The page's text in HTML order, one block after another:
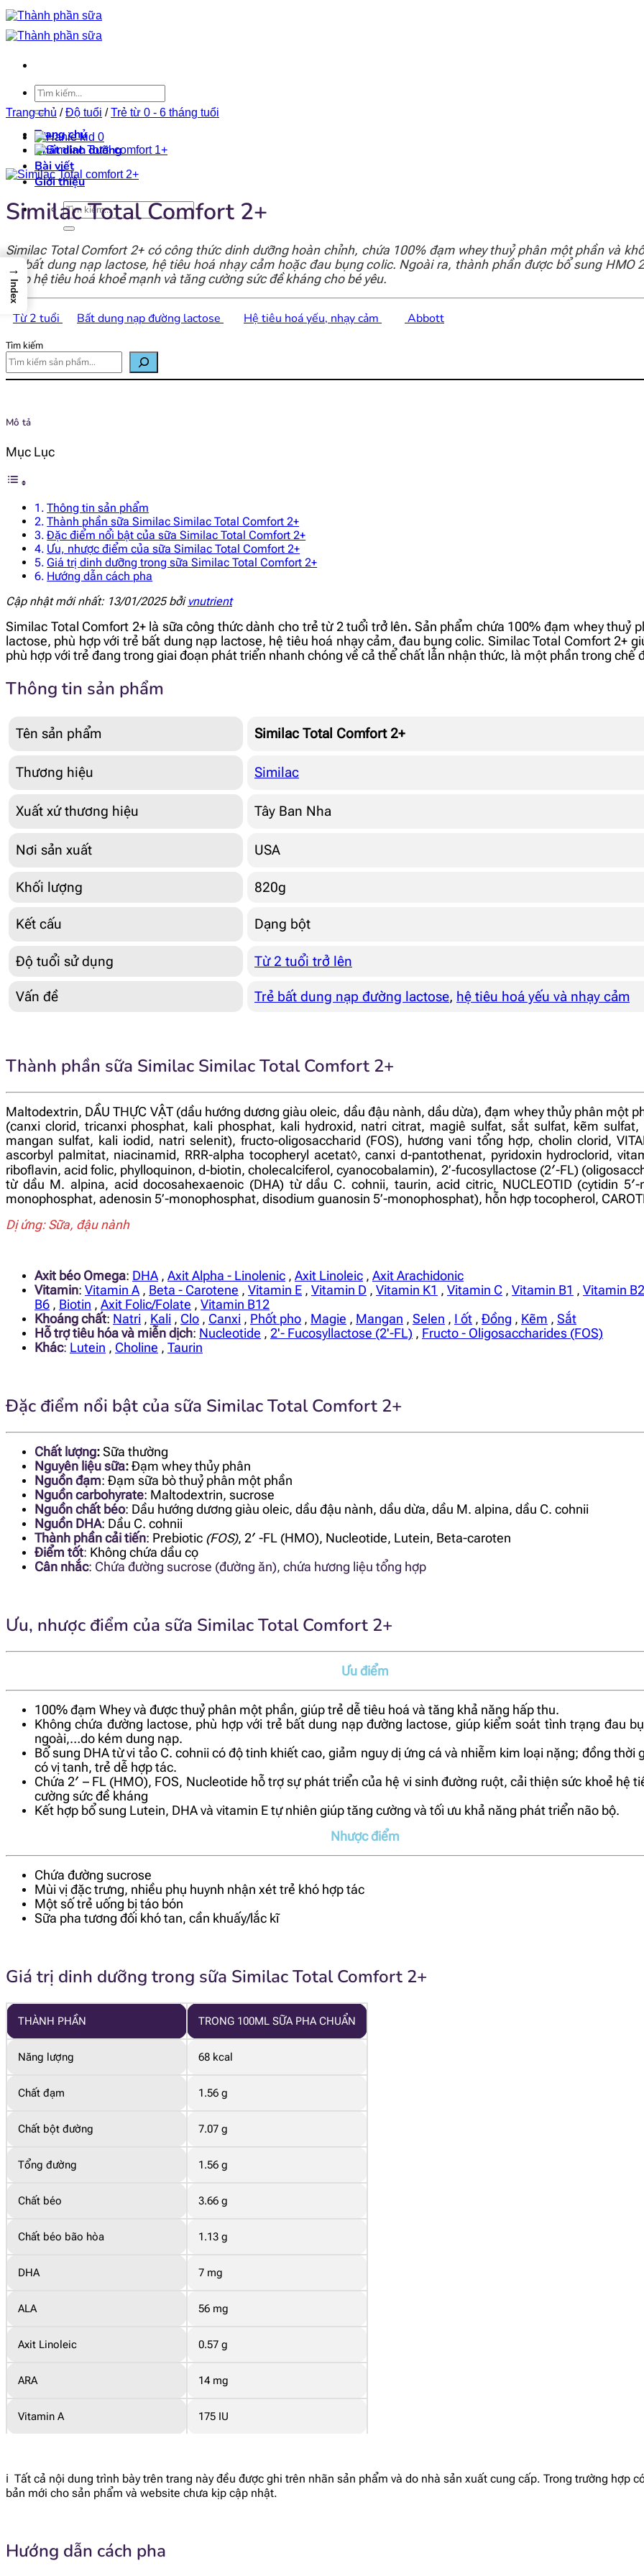
Bỏ
qua
nội
Tìm
kiếm:
Trang chủ
Chất dinh dưỡng
Bài viết
Giới thiệu
Tìm
kiếm:
Trang chủ / Độ tuổi / Trẻ từ 0 - 6 tháng tuổi
Similac Total Comfort 2+
Similac Total Comfort 2+ có công thức dinh dưỡng hoàn chỉnh, chứa 100% đạm whey thuỷ phân một phần và
trẻ bất dung nạp lactose, hệ tiêu hoá nhạy cảm hoặc đau bụng colic. Ngoài ra, thành phần được bổ sung HMO
giúp hệ tiêu hoá khoẻ mạnh và tăng cường sức đề kháng cho bé yêu.
Từ 2 tuổi Bất dung nạp đường lactose Hệ tiêu hoá yếu, nhạy cảm Abbott
Tìm kiếm
Mô tả
Mục Lục
Thông tin sản phẩm
Thành phần sữa Similac Similac Total Comfort 2+
Đặc điểm nổi bật của sữa Similac Total Comfort 2+
Ưu, nhược điểm của sữa Similac Total Comfort 2+
Giá trị dinh dưỡng trong sữa Similac Total Comfort 2+
Hướng dẫn cách pha
Cập nhật mới nhất: 13/01/2025 bởi vnutrient
Similac Total Comfort 2+ là sữa công thức dành cho trẻ từ 2 tuổi trở lên. Sản phẩm chứa 100% đạm whey thuỷ
lactose, phù hợp với trẻ bất dung nạp lactose, hệ tiêu hoá nhạy cảm, đau bụng colic. Similac Total Comfort 2+
phù hợp với trẻ đang trong giai đoạn phát triển nhanh chóng về cả thể chất lẫn nhận thức, là một phần trong chế
Thông tin sản phẩm
Tên sản phẩm Similac Total Comfort 2+
Thương hiệu Similac
Xuất xứ thương hiệu Tây Ban Nha
Nơi sản xuất USA
Khối lượng 820g
Kết cấu Dạng bột
Độ tuổi sử dụng Từ 2 tuổi trở lên
Vấn đề Trẻ bất dung nạp đường lactose, hệ tiêu hoá yếu và nhạy cảm
Thành phần sữa Similac Similac Total Comfort 2+
Maltodextrin, DẦU THỰC VẬT (dầu hướng dương giàu oleic, dầu đậu nành, dầu dừa), đạm whey thủy phân một
(canxi clorid, tricanxi phosphat, kali phosphat, kali hydroxid, natri citrat, magiê sulfat, sắt sulfat, kẽm
mangan sulfat, kali iodid, natri selenit), fructo-oligosaccharid (FOS), hương vani tổng hợp, cholin clorid,
ascorbyl palmitat, niacinamid, RRR-alpha tocopheryl acetat◊, canxi d-pantothenat, pyridoxin hydroclorid,
riboflavin, acid folic, phylloquinon, d-biotin, cholecalciferol, cyanocobalamin), 2’-fucosyllactose (2′-FL)
từ dầu M. alpina, acid docosahexaenoic (DHA) từ dầu C. cohnii, taurin, acid citric, NUCLEOTID (cytidin
monophosphat, adenosin 5’-monophosphat, disodium guanosin 5’-monophosphat), hỗn hợp tocopherol,
Dị ứng: Sữa, đậu nành
Axit béo Omega: DHA , Axit Alpha - Linolenic , Axit Linoleic , Axit Arachidonic
Vitamin: Vitamin A , Beta - Carotene , Vitamin E , Vitamin D , Vitamin K1 , Vitamin C , Vitamin B1 , Vitamin B2
B6 , Biotin , Axit Folic/Folate , Vitamin B12
Khoáng chất: Natri , Kali , Clo , Canxi , Phốt pho , Magie , Mangan , Selen , I ốt , Đồng , Kẽm , Sắt
Hỗ trợ tiêu hóa và miễn dịch: Nucleotide , 2'- Fucosyllactose (2'-FL) , Fructo - Oligosaccharides (FOS)
Khác: Lutein , Choline , Taurin
Đặc điểm nổi bật của sữa Similac Total Comfort 2+
Chất lượng: Sữa thường
Nguyên liệu sữa: Đạm whey thủy phân
Nguồn đạm: Đạm sữa bò thuỷ phân một phần
Nguồn carbohyrate: Maltodextrin, sucrose
Nguồn chất béo: Dầu hướng dương giàu oleic, dầu đậu nành, dầu dừa, dầu M. alpina, dầu C. cohnii
Nguồn DHA: Dầu C. cohnii
Thành phần cải tiến: Prebiotic (FOS), 2′ -FL (HMO), Nucleotide, Lutein, Beta-caroten
Điểm tốt: Không chứa dầu cọ
Cân nhắc: Chứa đường sucrose (đường ăn), chứa hương liệu tổng hợp
Ưu, nhược điểm của sữa Similac Total Comfort 2+
Ưu điểm
100% đạm Whey và được thuỷ phân một phần, giúp trẻ dễ tiêu hoá và tăng khả năng hấp thu.
Không chứa đường lactose, phù hợp với trẻ bất dung nạp đường lactose, giúp kiểm soát tình trạng đau
ngoài,…do kém dung nạp.
Bổ sung DHA từ vi tảo C. cohnii có độ tinh khiết cao, giảm nguy dị ứng cá và nhiễm kim loại nặng; đồng thời
có vị tanh, trẻ dễ hợp tác.
Chứa 2′ – FL (HMO), FOS, Nucleotide hỗ trợ sự phát triển của hệ vi sinh đường ruột, cải thiện sức khoẻ hệ
cường sức đề kháng
Kết hợp bổ sung Lutein, DHA và vitamin E tự nhiên giúp tăng cường và tối ưu khả năng phát triển não bộ.
Nhược điểm
Chứa đường sucrose
Mùi vị đặc trưng, nhiều phụ huynh nhận xét trẻ khó hợp tác
Một số trẻ uống bị táo bón
Sữa pha tương đối khó tan, cần khuấy/lắc kĩ
Giá trị dinh dưỡng trong sữa Similac Total Comfort 2+
THÀNH PHẦN TRONG 100ML SỮA PHA CHUẨN
Năng lượng 68 kcal
Chất đạm 1.56 g
Chất bột đường 7.07 g
Tổng đường 1.56 g
Chất béo 3.66 g
Chất béo bão hòa 1.13 g
DHA 7 mg
ALA 56 mg
Axit Linoleic 0.57 g
ARA 14 mg
Vitamin A 175 IU
Vitamin E 2.6 IU
Vitamin K1
ℹ️ Tất cả nội dung trình bày trên trang này đều được ghi trên nhãn sản phẩm và do nhà sản xuất cung cấp. Trong trường hợp
bản mới cho sản phẩm và website chưa kịp cập nhật.
Hướng dẫn cách pha
→
Index